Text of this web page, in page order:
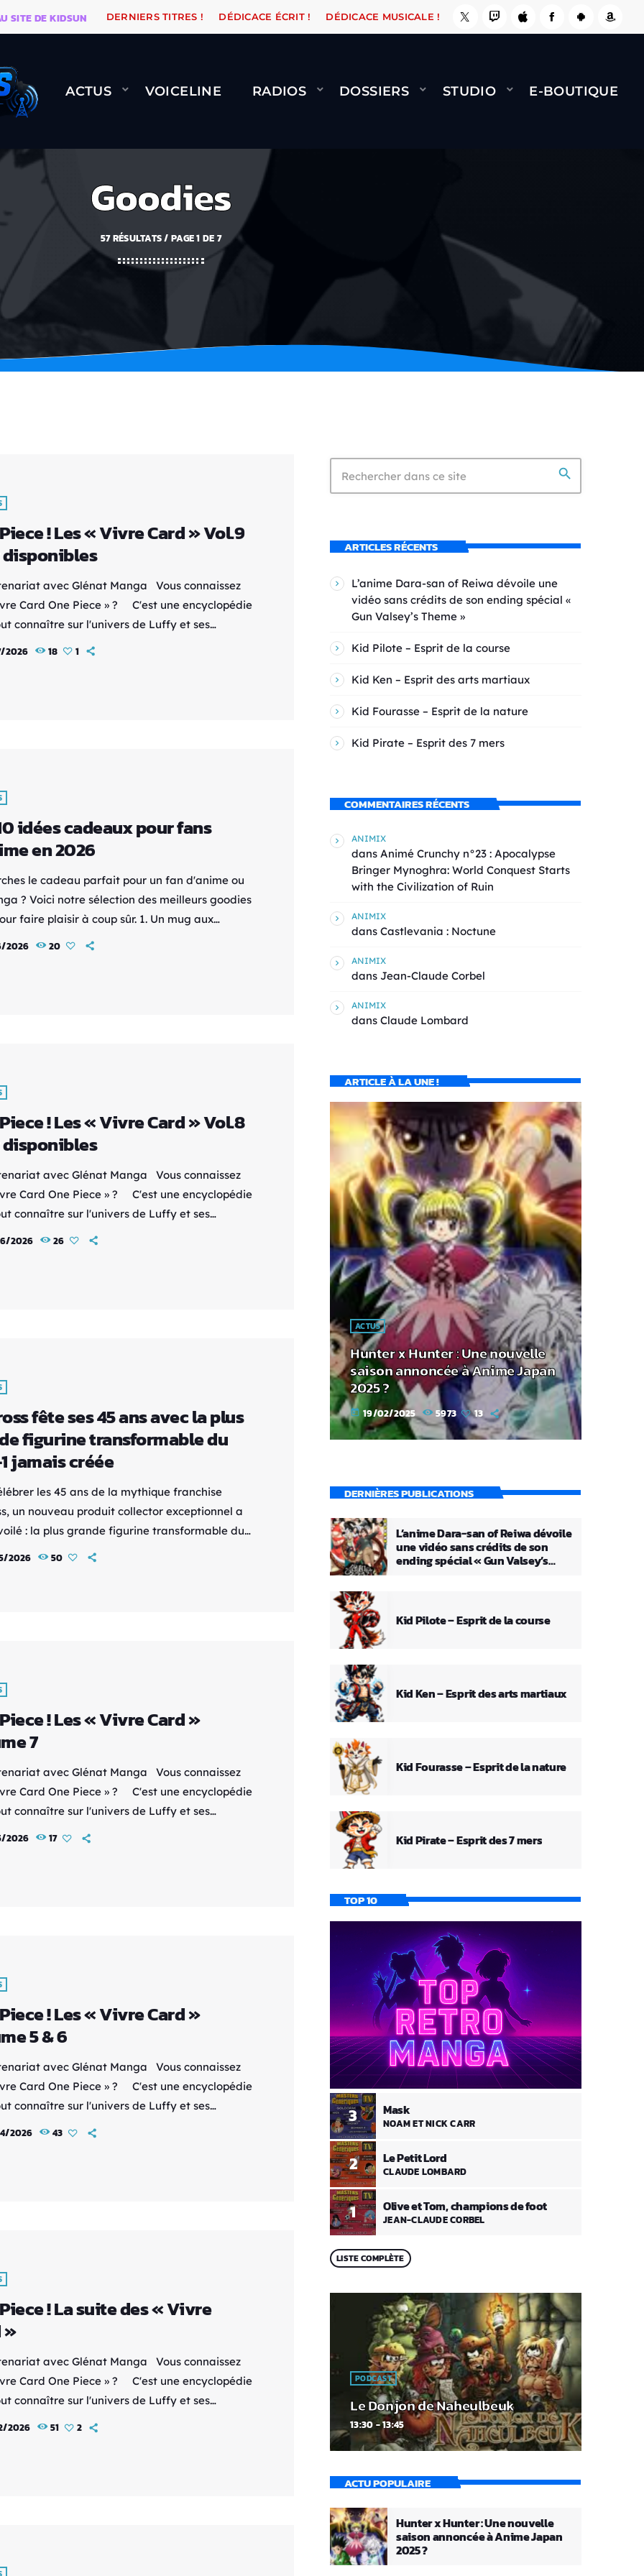
DE KIDSUNE WARÉTRO ORANGE ROAD QUI PASSE, ÇA LE FAIT ! NAMI BERNARD MINET - FLY
DERNIERS TITRES ! DÉDICACE ÉCRIT ! DÉDICACE MUSICALE !
ACTUS VOICELINE RADIOS DOSSIERS STUDIO E-BOUTIQUE
Goodies
57 RÉSULTATS / PAGE 1 DE 7
! Les « Vivre Card » Vol.9
avec Glénat Manga Vous connaissez
Card One Piece » ? C'est une encyclopédie
connaître sur l'univers de Luffy et ses
sur la route de GrandLine - Des fiches
2026 18 1
idées cadeaux pour fans
en 2026
le cadeau parfait pour un fan d'anime ou
? Voici notre sélection des meilleurs goodies
faire plaisir à coup sûr. 1. Un mug aux
de son anime préféré Le mug est le cadeau
2026 20
! Les « Vivre Card » Vol.8
avec Glénat Manga Vous connaissez
Card One Piece » ? C'est une encyclopédie
connaître sur l'univers de Luffy et ses
sur la route de GrandLine - Des fiches
2026 26
fête ses 45 ans avec la plus
figurine transformable du
jamais créée
les 45 ans de la mythique franchise
un nouveau produit collector exceptionnel a
: la plus grande figurine transformable du
vaisseau SDF-1 Macross jamais produite. Cette
2026 50
! Les « Vivre Card »
7
avec Glénat Manga Vous connaissez
Card One Piece » ? C'est une encyclopédie
connaître sur l'univers de Luffy et ses
sur la route de GrandLine - Des fiches
2026 17
! Les « Vivre Card »
5 & 6
avec Glénat Manga Vous connaissez
Card One Piece » ? C'est une encyclopédie
connaître sur l'univers de Luffy et ses
sur la route de GrandLine - Des fiches
2026 43
! La suite des « Vivre
»
avec Glénat Manga Vous connaissez
Card One Piece » ? C'est une encyclopédie
connaître sur l'univers de Luffy et ses
sur la route de GrandLine - Des fiches
2026 51 2
search
ARTICLES RÉCENTS
L’anime Dara-san of Reiwa dévoile une
vidéo sans crédits de son ending spécial «
Gun Valsey’s Theme »
Kid Pilote – Esprit de la course
Kid Ken – Esprit des arts martiaux
Kid Fourasse – Esprit de la nature
Kid Pirate – Esprit des 7 mers
COMMENTAIRES RÉCENTS
ANIMIX
dans Animé Crunchy n°23 : Apocalypse
Bringer Mynoghra: World Conquest Starts
with the Civilization of Ruin
ANIMIX
dans Castlevania : Noctune
ANIMIX
dans Jean-Claude Corbel
ANIMIX
dans Claude Lombard
ARTICLE À LA UNE !
ACTUS
Hunter x Hunter : Une nouvelle
saison annoncée à Anime Japan
2025 ?
today 19/02/2025 5973 13
DERNIÈRES PUBLICATIONS
L’anime Dara-san of Reiwa dévoile
une vidéo sans crédits de son
ending spécial « Gun Valsey’s
Kid Pilote – Esprit de la course
Kid Ken – Esprit des arts martiaux
Kid Fourasse – Esprit de la nature
Kid Pirate – Esprit des 7 mers
TOP 10
1 Olive et Tom, champions de foot
JEAN-CLAUDE CORBEL
2 Le Petit Lord
CLAUDE LOMBARD
3 Mask
NOAM ET NICK CARR
LISTE COMPLÈTE
PODCAST
Le Donjon de Naheulbeuk
13:30 - 13:45
ACTU POPULAIRE
Hunter x Hunter : Une nouvelle
saison annoncée à Anime Japan
2025 ?